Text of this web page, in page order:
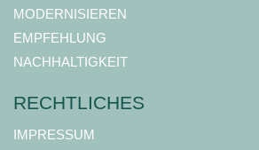
MODERNISIEREN
EMPFEHLUNG
NACHHALTIGKEIT
RECHTLICHES
IMPRESSUM